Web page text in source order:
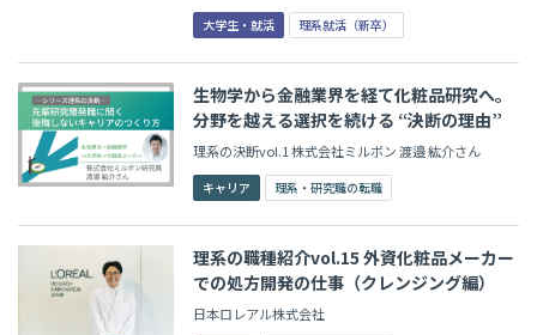
大学生・就活 理系就活（新卒）
生物学から金融業界を経て化粧品研究へ。
分野を越える選択を続ける “決断の理由”
理系の決断vol.1 株式会社ミルボン 渡邉 紘介さん
キャリア 理系・研究職の転職
理系の職種紹介vol.15 外資化粧品メーカー
での処方開発の仕事（クレンジング編）
日本ロレアル株式会社